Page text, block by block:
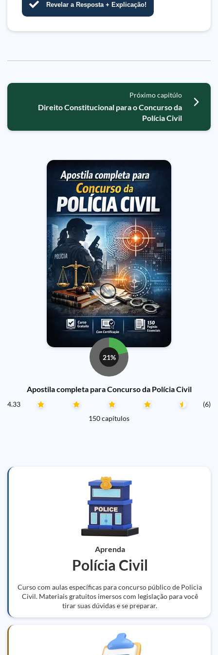
Revelar a Resposta + Explicação!
Próximo capitúlo
Direito Constitucional para o Concurso da
Polícia Civil
21%
Apostila completa para Concurso da Polícia Civil
4.33
(6)
150 capítulos
Aprenda
Polícia Civil
Curso com aulas específicas para concurso público de Policia
Civil. Materiais gratuitos imersos com legislação para você
tirar suas dúvidas e se preparar.